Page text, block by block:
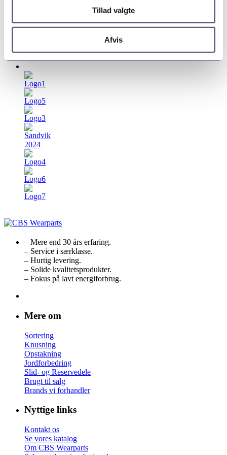
Tillad valgte
Afvis
Du er altid velkommen til at kontakte en af os og få en
– Mere end 30 års erfaring.
– Service i særklasse.
– Hurtig levering.
– Solide kvalitetsprodukter.
– Fokus på lavt energiforbrug.
Mere om
Sortering
Knusning
Opstakning
Jordforbedring
Slid- og Reservedele
Brugt til salg
Brands vi forhandler
Nyttige links
Kontakt os
Se vores katalog
Om CBS Wearparts